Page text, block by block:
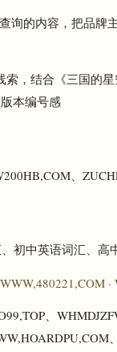
询的内容，把品
索，结合《三国的
本编号感
、
初中英语词汇、
、